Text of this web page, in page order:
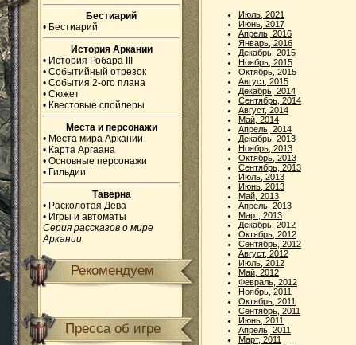
Бестиарий
• Бестиарий
История Аркании
• История Робара III
• Событийный отрезок
• События 2-ого плана
• Сюжет
• Квестовые спойлеры
Места и персонажи
• Места мира Аркании
• Карта Аргаана
• Основные персонажи
• Гильдии
Таверна
• Расколотая Дева
• Игры и автоматы
Серия рассказов о мире
Аркании
Рекомендуем
Пресса об игре
Июль, 2021
Июнь, 2017
Апрель, 2016
Январь, 2016
Декабрь, 2015
Ноябрь, 2015
Октябрь, 2015
Август, 2015
Декабрь, 2014
Сентябрь, 2014
Август, 2014
Май, 2014
Апрель, 2014
Декабрь, 2013
Ноябрь, 2013
Октябрь, 2013
Сентябрь, 2013
Июль, 2013
Июнь, 2013
Май, 2013
Апрель, 2013
Март, 2013
Декабрь, 2012
Октябрь, 2012
Сентябрь, 2012
Август, 2012
Июль, 2012
Май, 2012
Февраль, 2012
Ноябрь, 2011
Октябрь, 2011
Сентябрь, 2011
Июнь, 2011
Апрель, 2011
Март, 2011